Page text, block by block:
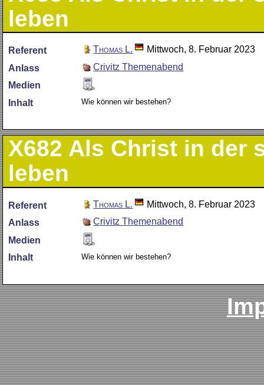
leben
Referent Thomas L.
Mittwoch, 8. Februar 2023
Anlass
Crivitz Themenabend
Medien
Inhalt
Wie können wir bestehen?
X682 Als Christ in der
leben
Referent Thomas L.
Mittwoch, 8. Februar 2023
Anlass
Crivitz Themenabend
Medien
Inhalt
Wie können wir bestehen?